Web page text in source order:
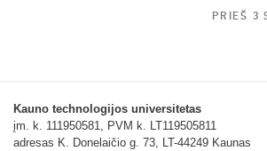
PRIEŠ 3
Kauno technologijos universitetas
įm. k. 111950581, PVM k. LT119505811
adresas K. Donelaičio g. 73, LT-44249 Kaunas